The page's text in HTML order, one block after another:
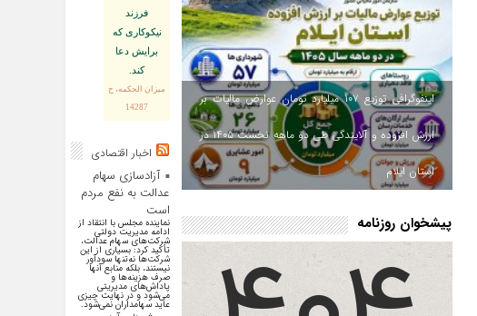
اینفوگرافی توزیع ۱۰۷ میلیارد تومان عوارض مالیات بر
ارزش افزوده و آلایندگی طی دو ماهه نخست ۱۴۰۵ در
استان ایلام
پیشخوان روزنامه
فرزند
نيكوكارى كه
برايش دعا
كند.
ميزان الحكمه، ح
14287
اخبار اقتصادی
آزادسازی سهام
عدالت به نفع مردم
است
نماینده مجلس با انتقاد از
ادامه مدیریت دولتی
شرکت‌های سهام عدالت،
تأکید کرد: بسیاری از این
شرکت‌ها نه‌تنها سودآور
نیستند، بلکه منابع آنها
صرف هزینه‌ها و
پاداش‌های مدیریتی
می‌شود و در نهایت چیزی
عاید سهامداران نمی‌شود.